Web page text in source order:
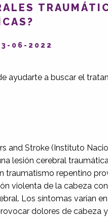
06-2022
ayudarte a buscar el
and Stroke (Instituto
lesión cerebral
traumatismo repentino
violenta de la cabeza
Los síntomas varían
dolores de cabeza y